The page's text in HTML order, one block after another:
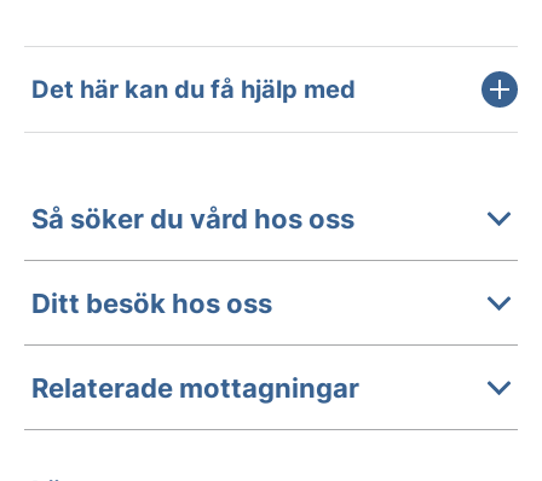
Det här kan du få hjälp med
Så söker du vård hos oss
Ditt besök hos oss
Relaterade mottagningar